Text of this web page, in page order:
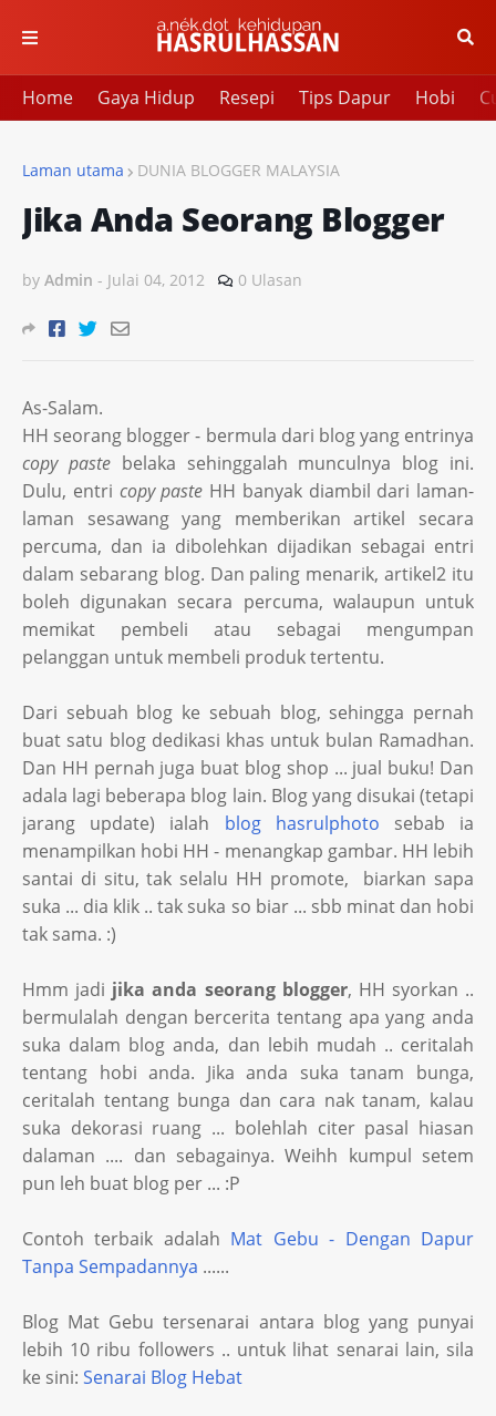
Home Gaya Hidup Resepi Tips Dapur Hobi
Laman utama DUNIA BLOGGER MALAYSIA
Jika Anda Seorang Blogger
by Admin - Julai 04, 2012 0 Ulasan
As-Salam.
HH seorang blogger - bermula dari blog yang entrinya
copy pastebelaka sehinggalah munculnya blog ini.
Dulu, entri copy paste HH banyak diambil dari laman-
laman sesawang yang memberikan artikel secara
percuma, dan ia dibolehkan dijadikan sebagai entri
dalam sebarang blog. Dan paling menarik, artikel2 itu
boleh digunakan secara percuma, walaupun untuk
memikat pembeli atau sebagai mengumpan
pelanggan untuk membeli produk tertentu.
Dari sebuah blog ke sebuah blog, sehingga pernah
buat satu blog dedikasi khas untuk bulan Ramadhan.
Dan HH pernah juga buat blog shop ... jual buku! Dan
adala lagi beberapa blog lain. Blog yang disukai (tetapi
jarang update) ialah blog hasrulphoto sebab ia
menampilkan hobi HH - menangkap gambar. HH lebih
santai di situ, tak selalu HH promote, biarkan sapa
suka ... dia klik .. tak suka so biar ... sbb minat dan hobi
tak sama. :)
Hmm jadi jika anda seorang blogger, HH syorkan ..
bermulalah dengan bercerita tentang apa yang anda
suka dalam blog anda, dan lebih mudah .. ceritalah
tentang hobi anda. Jika anda suka tanam bunga,
ceritalah tentang bunga dan cara nak tanam, kalau
suka dekorasi ruang ... bolehlah citer pasal hiasan
dalaman .... dan sebagainya. Weihh kumpul setem
pun leh buat blog per ... :P
Contoh terbaik adalah Mat Gebu - Dengan Dapur
Tanpa Sempadannya ......
Blog Mat Gebu tersenarai antara blog yang punyai
lebih 10 ribu followers .. untuk lihat senarai lain, sila
ke sini: Senarai Blog Hebat